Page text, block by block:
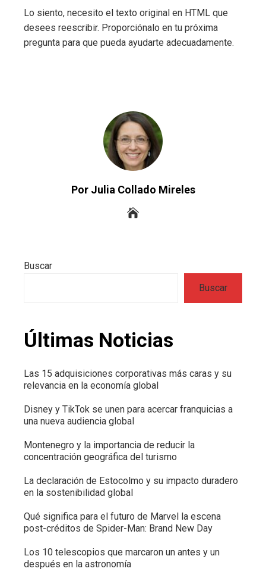
Lo siento, necesito el texto original en HTML que
desees reescribir. Proporciónalo en tu próxima
pregunta para que pueda ayudarte adecuadamente.
Por Julia Collado Mireles
Buscar
Buscar
Últimas Noticias
Las 15 adquisiciones corporativas más caras y su
relevancia en la economía global
Disney y TikTok se unen para acercar franquicias a
una nueva audiencia global
Montenegro y la importancia de reducir la
concentración geográfica del turismo
La declaración de Estocolmo y su impacto duradero
en la sostenibilidad global
Qué significa para el futuro de Marvel la escena
post-créditos de Spider-Man: Brand New Day
Los 10 telescopios que marcaron un antes y un
después en la astronomía